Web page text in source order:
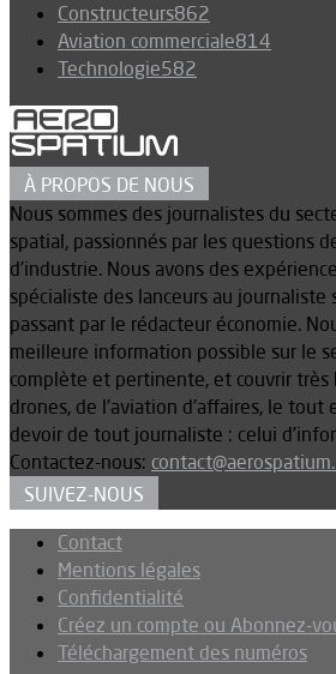
Constructeurs862
Aviation commerciale814
Technologie582
À PROPOS DE NOUS
Nous sommes des journalistes du
spatial, passionnés par les questions
d’industrie. Nous avons des
spécialiste des lanceurs au journaliste
passant par le rédacteur économie.
meilleure information possible sur le
complète et pertinente, et couvrir très
drones, de l’aviation d’affaires, le tout
devoir de tout journaliste : celui
Contactez-nous:
SUIVEZ-NOUS
Contact
Mentions légales
Confidentialité
Créez un compte ou Abonnez-
Téléchargement des numéros